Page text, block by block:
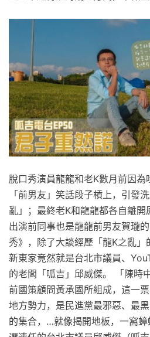
脫口秀演員龍龍和老K數月前因
「前男友」笑話段子槓上，引發
亂」；最終老K和龍龍都各自離
出演前同事也是龍龍前男友賀瓏
秀》，除了大談經歷「龍K之亂
新東家竟然就是台北市議員、
的老闆「呱吉」邱威傑。 「陳時
前國策顧問黃承國所組成，這一
地方勢力，是民進黨最邪惡、最
的集合，…就像揭開地板，一窩